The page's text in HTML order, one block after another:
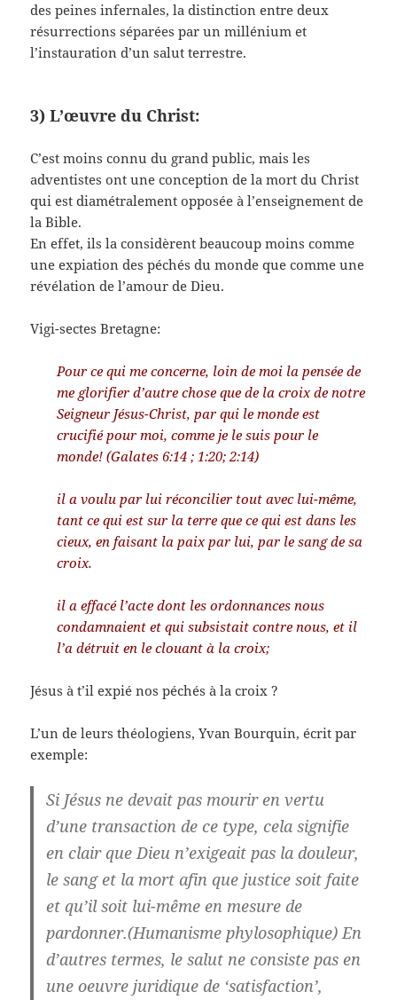
des peines infernales, la distinction entre deux
résurrections séparées par un millénium et
l’instauration d’un salut terrestre.
3) L’œuvre du Christ:
C’est moins connu du grand public, mais les
adventistes ont une conception de la mort du Christ
qui est diamétralement opposée à l’enseignement de
la Bible.
En effet, ils la considèrent beaucoup moins comme
une expiation des péchés du monde que comme une
révélation de l’amour de Dieu.
Vigi-sectes Bretagne:
Pour ce qui me concerne, loin de moi la pensée de
me glorifier d’autre chose que de la croix de notre
Seigneur Jésus-Christ, par qui le monde est
crucifié pour moi, comme je le suis pour le
monde! (Galates 6:14 ; 1:20; 2:14)
il a voulu par lui réconcilier tout avec lui-même,
tant ce qui est sur la terre que ce qui est dans les
cieux, en faisant la paix par lui, par le sang de sa
croix.
il a effacé l’acte dont les ordonnances nous
condamnaient et qui subsistait contre nous, et il
l’a détruit en le clouant à la croix;
Jésus à t’il expié nos péchés à la croix ?
L’un de leurs théologiens, Yvan Bourquin, écrit par
exemple:
Si Jésus ne devait pas mourir en vertu
d’une transaction de ce type, cela signifie
en clair que Dieu n’exigeait pas la douleur,
le sang et la mort afin que justice soit faite
et qu’il soit lui-même en mesure de
pardonner.(Humanisme phylosophique) En
d’autres termes, le salut ne consiste pas en
une oeuvre juridique de ‘satisfaction’,